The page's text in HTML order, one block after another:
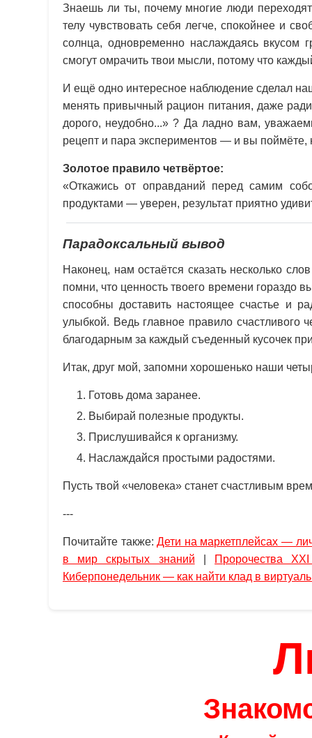
Знаешь ли ты, почему многие люди
телу чувствовать себя легче, спокойнее и
солнца, одновременно наслаждаясь вкусом
смогут омрачить твои мысли, потому что
И ещё одно интересное наблюдение сделал
менять привычный рацион питания, даже
дорого, неудобно...» ? Да ладно вам,
рецепт и пара экспериментов — и вы поймёте,
Золотое правило четвёртое:
«Откажись от оправданий перед самим
продуктами — уверен, результат приятно
Парадоксальный вывод
Наконец, нам остаётся сказать несколько
помни, что ценность твоего времени
способны доставить настоящее счастье и
улыбкой. Ведь главное правило
благодарным за каждый съеденный кусочек
Итак, друг мой, запомни хорошенько наши
Готовь дома заранее.
Выбирай полезные продукты.
Прислушивайся к организму.
Наслаждайся простыми радостями.
Пусть твой «человека» станет счастливым
---
Почитайте также:Дети на маркетплейсах —
в мир скрытых знаний
Пророчества
Киберпонедельник — как найти клад в